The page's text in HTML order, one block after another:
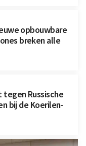
opbouwbare
breken alle
Russische
bij de Koerilen-